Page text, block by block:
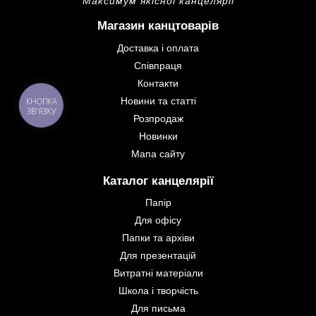
Магазин канцтоварів
Доставка і оплата
Співпраця
Контакти
Новини та статті
Розпродаж
Новинки
Мапа сайту
Каталог канцелярії
Папір
Для офісу
Папки та архіви
Для презентацій
Витратні матеріали
Школа і творчість
Для письма
КНОПКА
ЗВ'ЯЗКУ